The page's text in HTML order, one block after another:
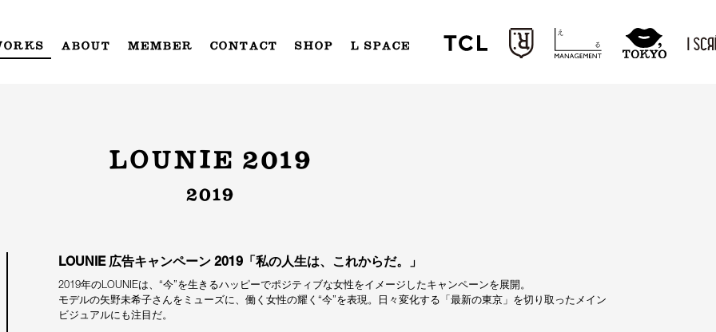
ABOUT MEMBER CONTACT SHOP L SPACE
LOUNIE 2019
2019
LOUNIE 広告キャンペーン 2019「私の人生は、これからだ。」
2019年のLOUNIEは、“今”を生きるハッピーでポジティブな女性をイメージしたキャンペーンを展開。
モデルの矢野未希子さんをミューズに、働く女性の耀く“今”を表現。日々変化する「最新の東京」を切り取ったメイン
ビジュアルにも注目だ。